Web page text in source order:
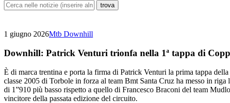
1 giugno 2026Mtb Downhill
Downhill: Patrick Venturi trionfa nella 1ª tappa di
È di marca trentina e porta la firma di Patrick Venturi la prima tappa
classe 2005 di Torbole in forza al team Bmt Santa Cruz ha messo in
di 1”910 più basso rispetto a quello di Francesco Braconi del team
vincitore della passata edizione del circuito.